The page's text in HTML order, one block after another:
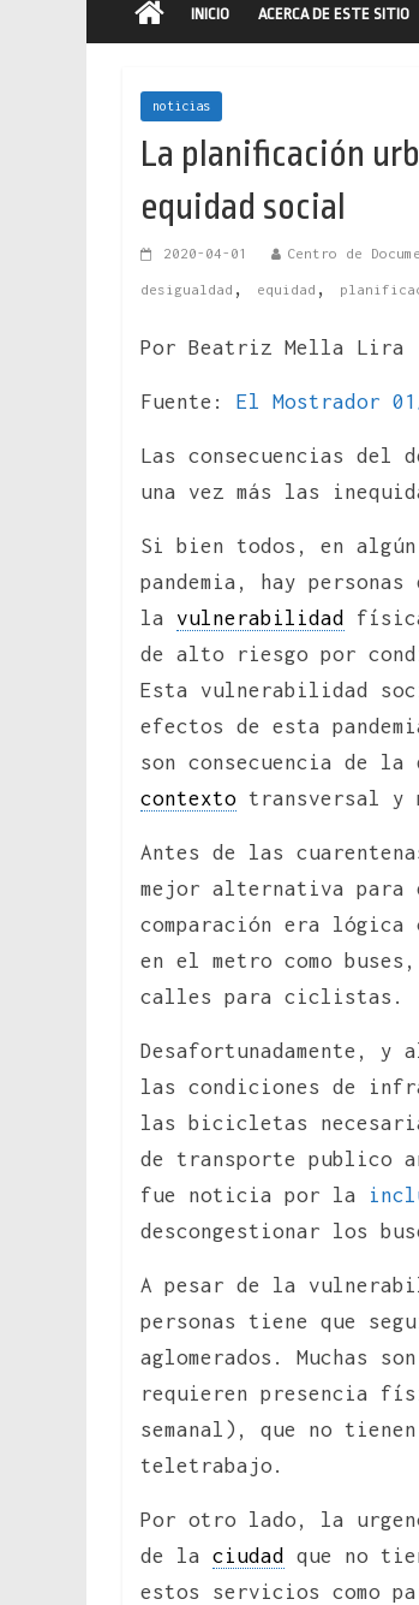
INICIO ACERCA DE ESTE SITIO
noticias
La planificación
equidad social
2020-04-01 Centro de
desigualdad , equidad ,
Por Beatriz Mella Lira
Fuente: El Mostrador
Las consecuencias del
una vez más las
Si bien todos, en
pandemia, hay
la vulnerabilidad
de alto riesgo por
Esta vulnerabilidad
efectos de esta
son consecuencia de la
contexto transversal y
Antes de las
mejor alternativa para
comparación era
en el metro como
calles para ciclistas.
Desafortunadamente,
las condiciones de
las bicicletas
de transporte publico
fue noticia por la
descongestionar los
A pesar de la
personas tiene que
aglomerados. Muchas
requieren presencia
semanal), que no
teletrabajo.
Por otro lado, la
de la ciudad que no
estos servicios como